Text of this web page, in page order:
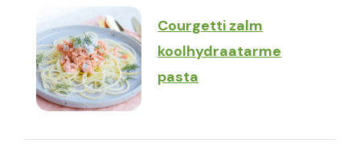
Courgetti zalm
koolhydraatarme
pasta